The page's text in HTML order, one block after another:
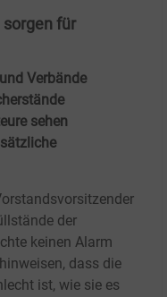
sorgen für
Verbände
sehen
der
keinen Alarm
dass die
ist, wie sie es